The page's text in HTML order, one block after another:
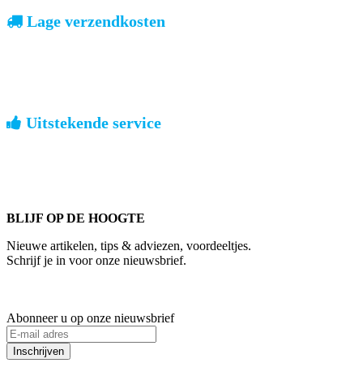
Lage verzendkosten
Uitstekende service
BLIJF OP DE HOOGTE
Nieuwe artikelen, tips & adviezen, voordeeltjes.
Schrijf je in voor onze nieuwsbrief.
Abonneer u op onze nieuwsbrief
Inschrijven